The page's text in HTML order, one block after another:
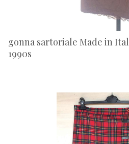
gonna sartoriale Made in
1990s